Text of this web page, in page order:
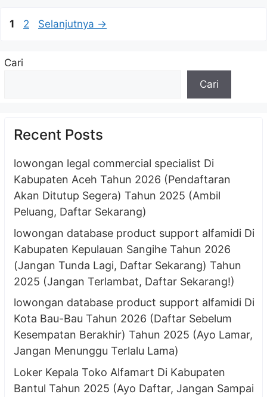
Halaman
1 Halaman
2 Selanjutnya →
Cari
Cari
Recent Posts
lowongan legal commercial specialist Di
Kabupaten Aceh Tahun 2026 (Pendaftaran
Akan Ditutup Segera) Tahun 2025 (Ambil
Peluang, Daftar Sekarang)
lowongan database product support alfamidi Di
Kabupaten Kepulauan Sangihe Tahun 2026
(Jangan Tunda Lagi, Daftar Sekarang) Tahun
2025 (Jangan Terlambat, Daftar Sekarang!)
lowongan database product support alfamidi Di
Kota Bau-Bau Tahun 2026 (Daftar Sebelum
Kesempatan Berakhir) Tahun 2025 (Ayo Lamar,
Jangan Menunggu Terlalu Lama)
Loker Kepala Toko Alfamart Di Kabupaten
Bantul Tahun 2025 (Ayo Daftar, Jangan Sampai